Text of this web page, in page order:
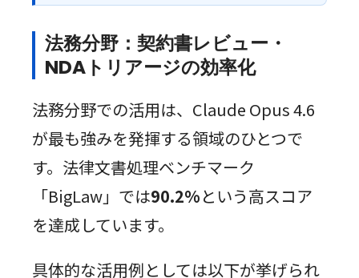
法務分野：契約書レビュー・
NDAトリアージの効率化
法務分野での活用は、Claude Opus 4.6
が最も強みを発揮する領域のひとつで
す。法律文書処理ベンチマーク
「BigLaw」では90.2%という高スコア
を達成しています。
具体的な活用例としては以下が挙げられ